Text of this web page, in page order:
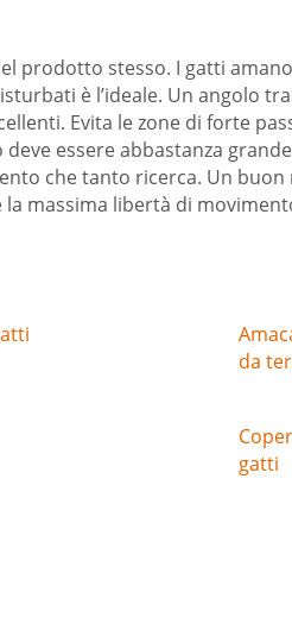
prodotto stesso. I gatti
è l’ideale. Un angolo
Evita le zone di forte
essere abbastanza
che tanto ricerca. Un
massima libertà di
da
gatti